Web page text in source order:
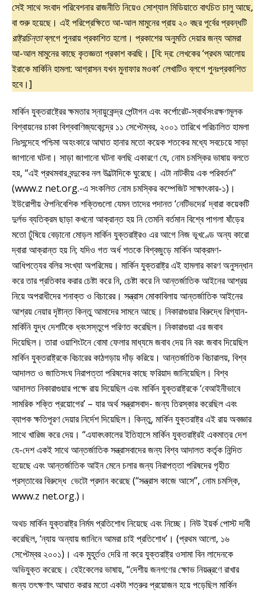
সেই সাথে সংবাদ পরিবেশনার রাজনীতি নিয়েও সোশ্যাল মিডিয়াতে বাৎচিত চালু আছে,
বা শুরু হয়েছে। এই পরিপ্রেক্ষিতে আ-আল মামুনের প্রায় ২০ বছর পূর্বের প্রবন্ধটি
রাষ্ট্রচিন্তাব্লগে পুনরায় প্রকাশিত হলো। প্রকাশের অনুমতি দেয়ার জন্য আমরা
আ-আল মামুনের কাছে কৃতজ্ঞতা প্রকাশ করছি। [বি: দ্র: লেখকের ‘প্রথম আলোয়
ইরাকে মার্কিনি হামলা: আগ্রাসন যখন মুনাফার মওকা’ লেখাটিও ব্লগে পুনঃপ্রকাশিত
হবে।]
মার্কিন যুক্তরাষ্ট্রের ক্ষমতার স্নায়ুকেন্দ্র পেন্টাগন এবং কর্পোরেট-স্বার্থসংরক্ষণমূলক
বিশ্বায়নের চাকা বিশ্ববাণিজ্যকেন্দ্রে ১১ সেপ্টেম্বর, ২০০১ তারিখে পরিচালিত হামলা
নিঃসন্দেহে পশ্চিমা অহংকারে আঘাত হানার মতো কয়েক শতকের মধ্যে সবচেয়ে সাড়া
জাগানো ঘটনা। সাড়া জাগানো ঘটনা বলছি একারণে যে, নোম চমস্কির ভাষায় বলতে
হয়, “এই প্রথমবার বন্দুকের নল উল্টোদিকে ঘুরেছে। এটা নাটকীয় এক পরিবর্তন”
(www.z net.org.-এ সংকলিত নোম চমস্কির কম্পেজিট সাক্ষাৎকার-১)।
ইউরোপীয় ঔপনিবেশিক শক্তিগুলো যেমন তাদের পদানত ‘নেটিভদের’ দ্বারা কয়েকটি
দুর্লভ ব্যতিক্রম ছাড়া কখনো আক্রান্ত হয় নি তেমনি বর্তমান বিশ্বে পাগলা ষাঁড়ের
মতো ঢুঁষিয়ে বেড়ানো মোড়ল মার্কিন যুক্তরাষ্ট্রও এর আগে নিজ ভূখণ্ডে অন্য কারো
দ্বারা আক্রান্ত হয় নি; যদিও গত অর্ধ শতকে বিশ্বজুড়ে মার্কিন আক্রমণ-
আধিপত্যের বলির সংখ্যা অপরিমেয়। মার্কিন যুক্তরাষ্ট্র এই হামলার কারণ অনুসন্ধান
করে তার প্রতিকার করার চেষ্টা করে নি, চেষ্টা করে নি আন্তর্জাতিক আইনের আশ্রয়
নিয়ে অপরাধীদের শনাক্ত ও বিচারের। সন্ত্রাস মোকাবিলায় আন্তর্জাতিক আইনের
আশ্রয় নেয়ার দৃষ্টান্ত কিন্তু আমাদের সামনে আছে। নিকারাগুয়ার বিরুদ্ধে রিগ্যান-
মার্কিনি যুদ্ধ দেশটিকে ধ্বংসস্তুপে পরিণত করেছিল। নিকারাগুয়া এর জবাব
দিয়েছিল। তারা ওয়াশিংটনে বোমা ফেলার মাধ্যমে জবাব দেয় নি বরং জবাব দিয়েছিল
মার্কিন যুক্তরাষ্ট্রকে বিচারের কাঠগড়ায় দাঁড় করিয়ে। আন্তর্জাতিক বিচারালয়, বিশ্ব
আদালত ও জাতিসংঘ নিরাপত্তা পরিষদের কাছে ফরিয়াদ জানিয়েছিল। বিশ্ব
আদালত নিকারাগুয়ার পক্ষে রায় দিয়েছিল এবং মার্কিন যুক্তরাষ্ট্রকে ‘বেআইনীভাবে
সামরিক শক্তি প্রয়োগের’ – যার অর্থ সন্ত্রাসবাদ- জন্য তিরস্কার করেছিল এবং
ব্যাপক ক্ষতিপূরণ দেয়ার নির্দেশ দিয়েছিল। কিন্তু, মার্কিন যুক্তরাষ্ট্র এই রায় অবজ্ঞার
সাথে খারিজ করে দেয়। “এযাবৎকালের ইতিহাসে মার্কিন যুক্তরাষ্ট্রই একমাত্র দেশ
যে-দেশ একই সাথে আন্তর্জাতিক সন্ত্রাসবাদের জন্য বিশ্ব আদালত কর্তৃক নিন্দিত
হয়েছে এবং আন্তর্জাতিক আইন মেনে চলার জন্য নিরাপত্তা পরিষদের গৃহীত
প্রস্তাবের বিরুদ্ধে ভেটো প্রদান করেছে (“সন্ত্রাস কাজে আসে”, নোম চমস্কি,
www.z net.org.)।
অথচ মার্কিন যুক্তরাষ্ট্র নির্মম প্রতিশোধ নিয়েছে এবং নিচ্ছে। নিউ ইয়র্ক পোস্ট দাবী
করেছিল, ‘ন্যায় অন্যায় জানিনে আমরা চাই প্রতিশোধ’। (প্রথম আলো, ১৬
সেপ্টেম্বর ২০০১)। এক মুহূর্তও দেরি না করে যুক্তরাষ্ট্র ওসামা বিন লাদেনকে
অভিযুক্ত করেছে। হেইকেলের ভাষায়, “দেশীয় জনগণের ক্ষোভ নিয়ন্ত্রণে রাখার
জন্য তৎক্ষণাৎ আঘাত করার মতো একটা শত্রুর প্রয়োজন হয়ে পড়েছিল মার্কিন